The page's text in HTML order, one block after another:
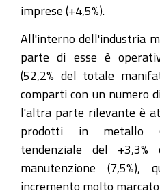
imprese (+4,5%).
All'interno dell'industria
parte di esse è
(52,2% del totale
comparti con un numero
l'altra parte rilevante è
prodotti in metallo
tendenziale del
manutenzione
incremento molto marcato